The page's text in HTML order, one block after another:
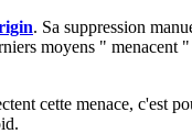
. Sa suppression
moyens "
cette menace, c'est